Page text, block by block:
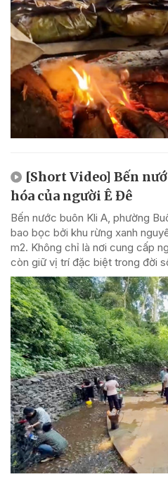
[Short Video] Bến
hóa của người Ê Đê
Bến nước buôn Kli A, phường
bao bọc bởi khu rừng xanh
m2. Không chỉ là nơi cung cấp
còn giữ vị trí đặc biệt trong đời